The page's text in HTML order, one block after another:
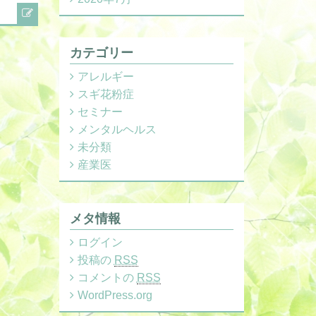
カテゴリー
アレルギー
スギ花粉症
セミナー
メンタルヘルス
未分類
産業医
メタ情報
ログイン
投稿の RSS
コメントの RSS
WordPress.org